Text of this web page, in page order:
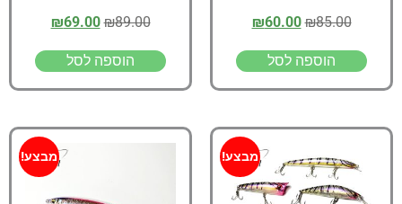
₪85.00
₪60.00
הוספה לסל
₪89.00
₪69.00
הוספה לסל
מבצע! מבצע!